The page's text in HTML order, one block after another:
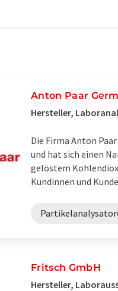
Anton Paar
Hersteller,
Die Firma Anton
und hat sich einen
gelöstem
Kundinnen und
Fritsch GmbH
Hersteller,